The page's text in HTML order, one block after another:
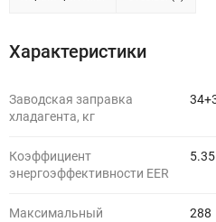
Характеристики
Заводская заправка
хладагента, кг
Коэффициент
энергоэффективности EER
5.35
Максимальный
288